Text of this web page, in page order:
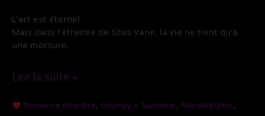
L’art est éternel.
Mais dans l’étreinte de Silas Vane, la vie ne tient qu’à
une morsure.
Lire la suite »
Romance interdite, Grumpy x Sunshine, MoralitéGrise,